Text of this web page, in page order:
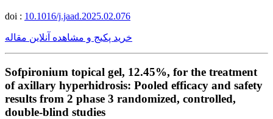
doi : 10.1016/j.jaad.2025.02.076
خرید پکیج و مشاهده آنلاین مقاله
Sofpironium topical gel, 12.45%, for the treatment
of axillary hyperhidrosis: Pooled efficacy and safety
results from 2 phase 3 randomized, controlled,
double-blind studies